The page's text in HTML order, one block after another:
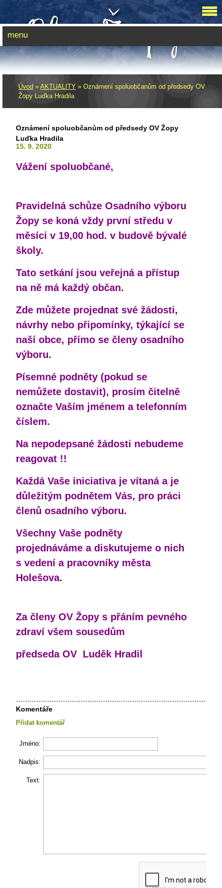
Úvod » AKTUALITY » Oznámení spoluobčanům od předsedy OV
Žopy Luďka Hradila
Oznámení spoluobčanům od předsedy OV Žopy
Luďka Hradila
15. 9. 2020
Vážení spoluobčané,
Pravidelná schůze Osadního výboru
Žopy se koná vždy první středu v
měsíci v 19,00 hod. v budově bývalé
školy.
Tato setkání jsou veřejná a přístup
na ně má každý občan.
Zde můžete projednat své žádosti,
návrhy nebo připomínky, týkající se
naší obce, přímo se členy osadního
výboru.
Písemné podněty (pokud se
nemůžete dostavit), prosím čitelně
označte Vaším jménem a telefonním
číslem.
Na nepodepsané žádosti nebudeme
reagovat !!
Každá Vaše iniciativa je vítaná a je
důležitým podnětem Vás, pro práci
členů osadního výboru.
Všechny Vaše podněty
projednáváme a diskutujeme o nich
s vedení a pracovníky města
Holešova.
Za členy OV Žopy s přáním pevného
zdraví všem sousedům
předseda OV Luděk Hradil
Komentáře
Přidat komentář
Jméno:
Nadpis:
Text:
menu